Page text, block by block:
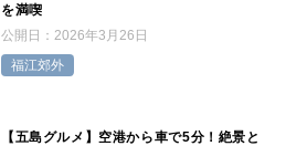
を満喫
公開日： 2026年3月26日
福江郊外
【五島グルメ】空港から車で5分！絶景と